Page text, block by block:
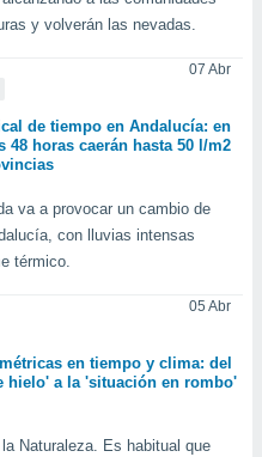
y volverán las nevadas.
07 Abr
de tiempo en Andalucía: en
48 horas caerán hasta 50 l/m2
va a provocar un cambio de
con lluvias intensas
térmico.
05 Abr
en tiempo y clima: del
hielo' a la 'situación en rombo'
Naturaleza. Es habitual que